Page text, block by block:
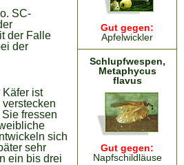
SC-
der Falle
der
ist
fressen
sich
sehr
ein bis drei
Gut gegen:
Apfelwickler
Schlupfwespen,
Metaphycus
flavus
Gut gegen:
Napfschildläuse